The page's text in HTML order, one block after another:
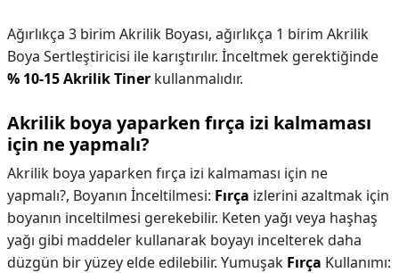
Ağırlıkça 3 birim Akrilik Boyası, ağırlıkça 1 birim Akrilik
Boya Sertleştiricisi ile karıştırılır. İnceltmek gerektiğinde
% 10-15 Akrilik Tiner kullanmalıdır.
Akrilik boya yaparken fırça izi kalmaması
için ne yapmalı?
Akrilik boya yaparken fırça izi kalmaması için ne
yapmalı?, Boyanın İnceltilmesi: Fırça izlerini azaltmak için
boyanın inceltilmesi gerekebilir. Keten yağı veya haşhaş
yağı gibi maddeler kullanarak boyayı incelterek daha
düzgün bir yüzey elde edilebilir. Yumuşak Fırça Kullanımı: